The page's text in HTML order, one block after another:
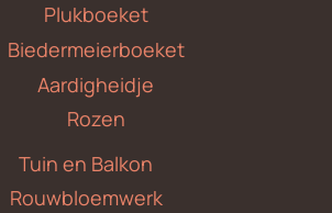
Plukboeket
Biedermeierboeket
Aardigheidje
Rozen
Tuin en Balkon
Rouwbloemwerk